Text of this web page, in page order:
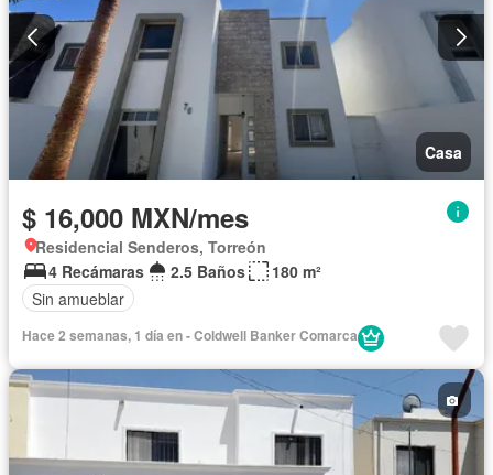
Casa
$ 16,000 MXN/mes
Residencial Senderos, Torreón
4 Recámaras
2.5 Baños
180 m²
Sin amueblar
Hace 2 semanas, 1 día en - Coldwell Banker Comarca